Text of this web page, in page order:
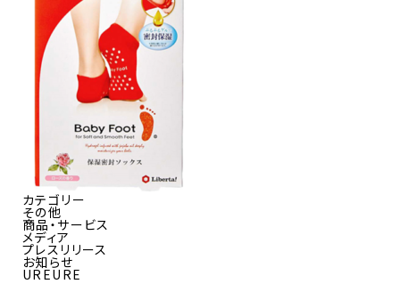
カテゴリー
その他
商品・サービス
メディア
プレスリリース
お知らせ
UREURE